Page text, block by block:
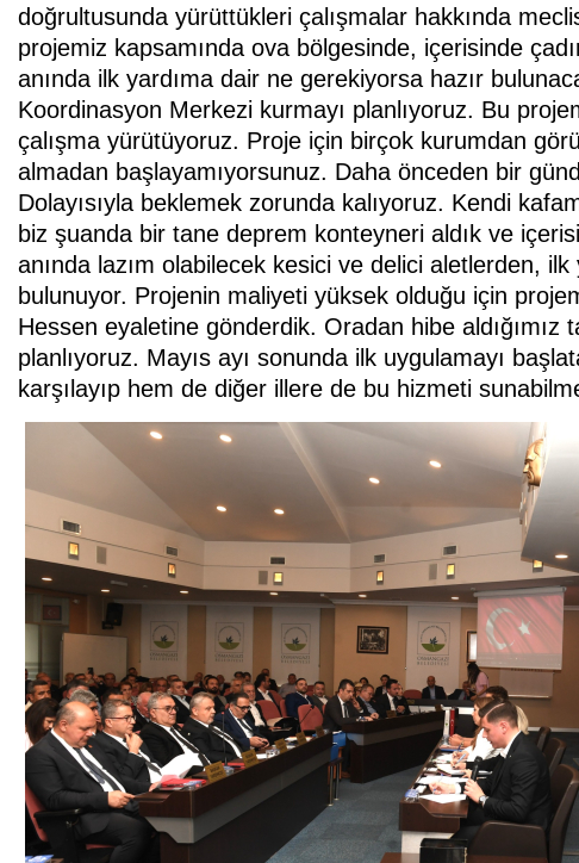
doğrultusunda yürüttükleri çalışmalar hakkında
projemiz kapsamında ova bölgesinde, içerisinde
anında ilk yardıma dair ne gerekiyorsa hazır
Koordinasyon Merkezi kurmayı planlıyoruz. Bu
çalışma yürütüyoruz. Proje için birçok kurumdan
almadan başlayamıyorsunuz. Daha önceden bir
Dolayısıyla beklemek zorunda kalıyoruz. Kendi
biz şuanda bir tane deprem konteyneri aldık ve
anında lazım olabilecek kesici ve delici aletlerden,
bulunuyor. Projenin maliyeti yüksek olduğu için
Hessen eyaletine gönderdik. Oradan hibe
planlıyoruz. Mayıs ayı sonunda ilk uygulamayı
karşılayıp hem de diğer illere de bu hizmeti